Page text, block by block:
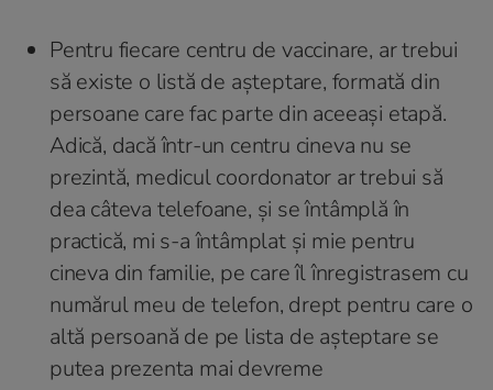
Pentru fiecare centru de vaccinare, ar trebui
să existe o listă de așteptare, formată din
persoane care fac parte din aceeași etapă.
Adică, dacă într-un centru cineva nu se
prezintă, medicul coordonator ar trebui să
dea câteva telefoane, și se întâmplă în
practică, mi s-a întâmplat și mie pentru
cineva din familie, pe care îl înregistrasem cu
numărul meu de telefon, drept pentru care o
altă persoană de pe lista de așteptare se
putea prezenta mai devreme